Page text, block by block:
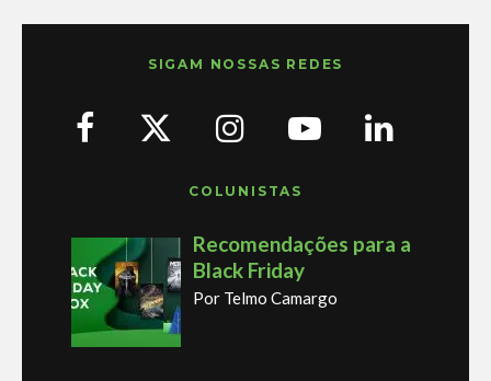
SIGAM NOSSAS REDES
COLUNISTAS
Recomendações para a
Black Friday
Por Telmo Camargo